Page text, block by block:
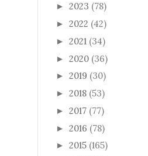
► 2023 (78)
► 2022 (42)
► 2021 (34)
► 2020 (36)
► 2019 (30)
► 2018 (53)
► 2017 (77)
► 2016 (78)
► 2015 (165)